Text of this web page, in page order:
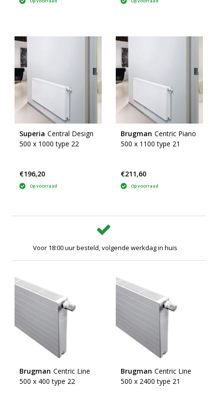
Superia Central Design
500 x 1000 type 22
€196,20
Op voorraad
Brugman Centric Piano
500 x 1100 type 21
€211,60
Op voorraad
Voor 18:00 uur besteld, volgende werkdag in huis
Brugman Centric Line
500 x 400 type 22
Brugman Centric Line
500 x 2400 type 21